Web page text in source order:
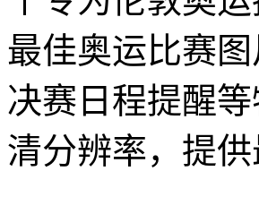
最佳奥运比赛
决赛日程提醒
清分辨率，提